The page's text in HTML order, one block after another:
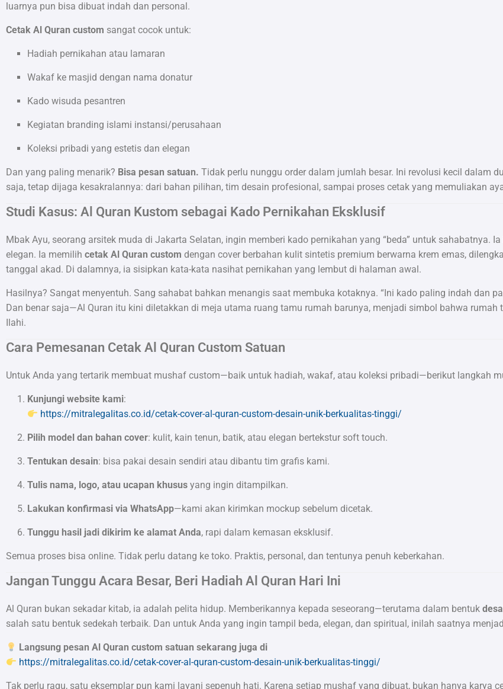
luarnya pun bisa dibuat indah dan personal.
Cetak Al Quran custom sangat cocok untuk:
Hadiah pernikahan atau lamaran
Wakaf ke masjid dengan nama donatur
Kado wisuda pesantren
Kegiatan branding islami instansi/perusahaan
Koleksi pribadi yang estetis dan elegan
Dan yang paling menarik? Bisa pesan satuan. Tidak perlu nunggu order dalam jumlah besar. Ini revolusi kecil dalam
saja, tetap dijaga kesakralannya: dari bahan pilihan, tim desain profesional, sampai proses cetak yang memuliakan
Studi Kasus: Al Quran Kustom sebagai Kado Pernikahan Eksklusif
Mbak Ayu, seorang arsitek muda di Jakarta Selatan, ingin memberi kado pernikahan yang “beda” untuk sahabatnya.
elegan. Ia memilih cetak Al Quran custom dengan cover berbahan kulit sintetis premium berwarna krem emas,
tanggal akad. Di dalamnya, ia sisipkan kata-kata nasihat pernikahan yang lembut di halaman awal.
Hasilnya? Sangat menyentuh. Sang sahabat bahkan menangis saat membuka kotaknya. “Ini kado paling indah dan
Dan benar saja—Al Quran itu kini diletakkan di meja utama ruang tamu rumah barunya, menjadi simbol bahwa rumah
Ilahi.
Cara Pemesanan Cetak Al Quran Custom Satuan
Untuk Anda yang tertarik membuat mushaf custom—baik untuk hadiah, wakaf, atau koleksi pribadi—berikut langkah
Kunjungi website kami:
https://mitralegalitas.co.id/cetak-cover-al-quran-custom-desain-unik-berkualitas-tinggi/
Pilih model dan bahan cover: kulit, kain tenun, batik, atau elegan bertekstur soft touch.
Tentukan desain: bisa pakai desain sendiri atau dibantu tim grafis kami.
Tulis nama, logo, atau ucapan khusus yang ingin ditampilkan.
Lakukan konfirmasi via WhatsApp—kami akan kirimkan mockup sebelum dicetak.
Tunggu hasil jadi dikirim ke alamat Anda, rapi dalam kemasan eksklusif.
Semua proses bisa online. Tidak perlu datang ke toko. Praktis, personal, dan tentunya penuh keberkahan.
Jangan Tunggu Acara Besar, Beri Hadiah Al Quran Hari Ini
Al Quran bukan sekadar kitab, ia adalah pelita hidup. Memberikannya kepada seseorang—terutama dalam bentuk
salah satu bentuk sedekah terbaik. Dan untuk Anda yang ingin tampil beda, elegan, dan spiritual, inilah saatnya
Langsung pesan Al Quran custom satuan sekarang juga di
https://mitralegalitas.co.id/cetak-cover-al-quran-custom-desain-unik-berkualitas-tinggi/
Tak perlu ragu, satu eksemplar pun kami layani sepenuh hati. Karena setiap mushaf yang dibuat, bukan hanya karya